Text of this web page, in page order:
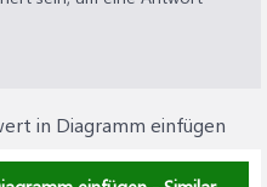
in Diagramm einfügen